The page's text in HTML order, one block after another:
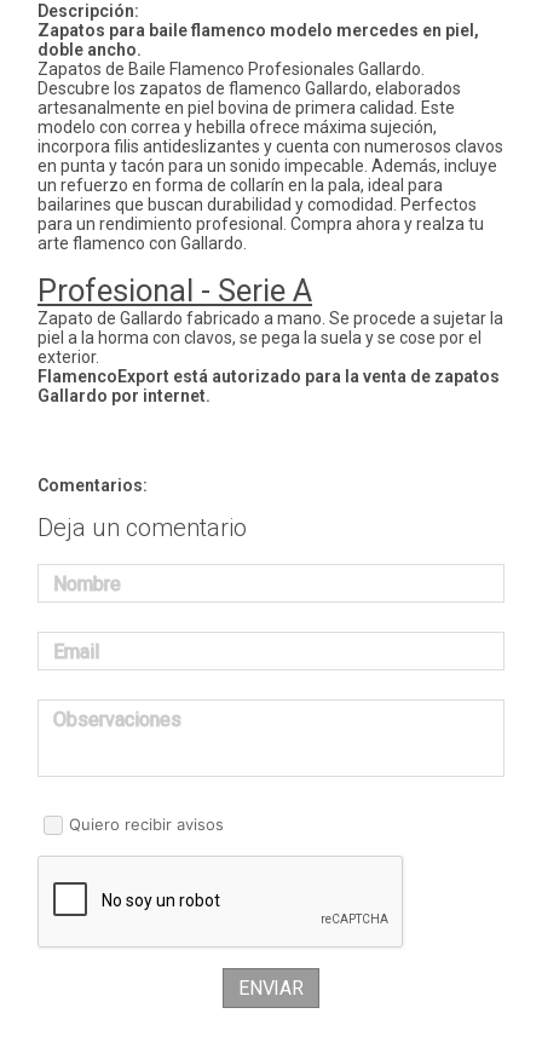
Descripción:
Zapatos para baile flamenco modelo mercedes en piel,
doble ancho.
Zapatos de Baile Flamenco Profesionales Gallardo.
Descubre los zapatos de flamenco Gallardo, elaborados
artesanalmente en piel bovina de primera calidad. Este
modelo con correa y hebilla ofrece máxima sujeción,
incorpora filis antideslizantes y cuenta con numerosos clavos
en punta y tacón para un sonido impecable. Además, incluye
un refuerzo en forma de collarín en la pala, ideal para
bailarines que buscan durabilidad y comodidad. Perfectos
para un rendimiento profesional. Compra ahora y realza tu
arte flamenco con Gallardo.
Profesional - Serie A
Zapato de Gallardo fabricado a mano. Se procede a sujetar la
piel a la horma con clavos, se pega la suela y se cose por el
exterior.
FlamencoExport está autorizado para la venta de zapatos
Gallardo por internet.
Comentarios:
Deja un comentario
Nombre
Email
Observaciones
Quiero recibir avisos
ENVIAR